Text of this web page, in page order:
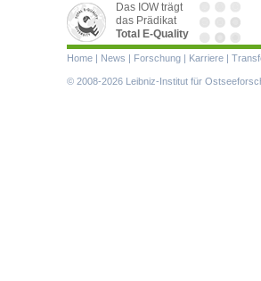
Das IOW trägt
das Prädikat
Total E-Quality
Navigation
überspringen
Home | News | Forschung | Karriere |
© 2008-2026 Leibniz-Institut für